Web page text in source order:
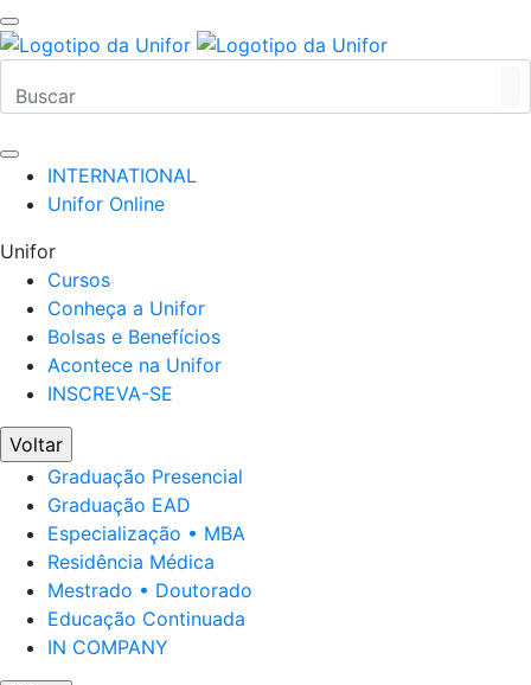
INTERNATIONAL
Unifor Online
Unifor
Cursos
Conheça a Unifor
Bolsas e Benefícios
Acontece na Unifor
INSCREVA-SE
Voltar
Graduação Presencial
Graduação EAD
Especialização • MBA
Residência Médica
Mestrado • Doutorado
Educação Continuada
IN COMPANY